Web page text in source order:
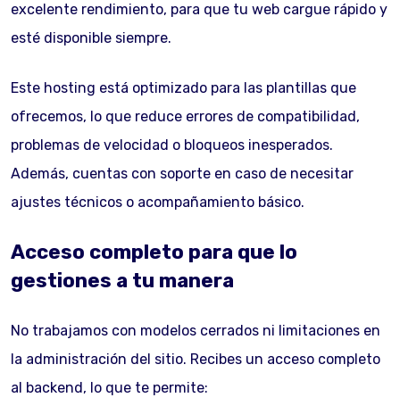
excelente rendimiento, para que tu web cargue rápido y
esté disponible siempre.
Este hosting está optimizado para las plantillas que
ofrecemos, lo que reduce errores de compatibilidad,
problemas de velocidad o bloqueos inesperados.
Además, cuentas con soporte en caso de necesitar
ajustes técnicos o acompañamiento básico.
Acceso completo para que lo
gestiones a tu manera
No trabajamos con modelos cerrados ni limitaciones en
la administración del sitio. Recibes un acceso completo
al backend, lo que te permite: